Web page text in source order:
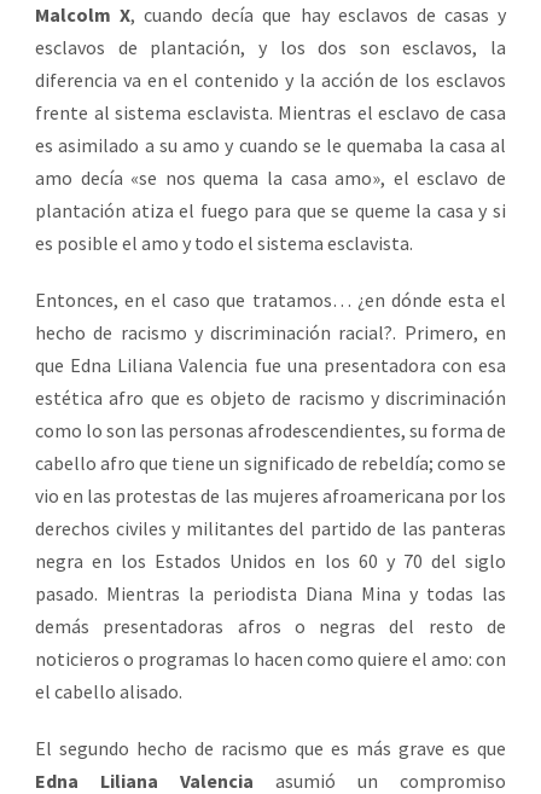
Malcolm X, cuando decía que hay esclavos de casas y
esclavos de plantación, y los dos son esclavos, la
diferencia va en el contenido y la acción de los esclavos
frente al sistema esclavista. Mientras el esclavo de casa
es asimilado a su amo y cuando se le quemaba la casa al
amo decía «se nos quema la casa amo», el esclavo de
plantación atiza el fuego para que se queme la casa y si
es posible el amo y todo el sistema esclavista.
Entonces, en el caso que tratamos… ¿en dónde esta el
hecho de racismo y discriminación racial?. Primero, en
que Edna Liliana Valencia fue una presentadora con esa
estética afro que es objeto de racismo y discriminación
como lo son las personas afrodescendientes, su forma de
cabello afro que tiene un significado de rebeldía; como se
vio en las protestas de las mujeres afroamericana por los
derechos civiles y militantes del partido de las panteras
negra en los Estados Unidos en los 60 y 70 del siglo
pasado. Mientras la periodista Diana Mina y todas las
demás presentadoras afros o negras del resto de
noticieros o programas lo hacen como quiere el amo: con
el cabello alisado.
El segundo hecho de racismo que es más grave es que
Edna Liliana Valencia asumió un compromiso